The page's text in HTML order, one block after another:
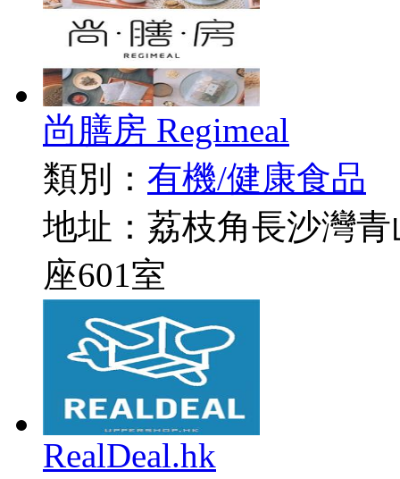
尚膳房 Regimeal
類別： 有機/健康食品
地址：荔枝角長沙灣
座601室
RealDeal.hk